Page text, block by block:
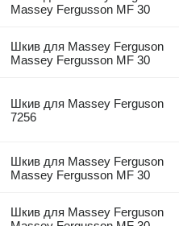
Massey Fergusson MF 30
Шкив для Massey Ferguson
Massey Fergusson MF 30
Шкив для Massey Ferguson
7256
Шкив для Massey Ferguson
Massey Fergusson MF 30
Шкив для Massey Ferguson